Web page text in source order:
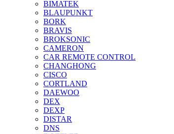
BIMATEK
BLAUPUNKT
BORK
BRAVIS
BROKSONIC
CAMERON
CAR REMOTE CONTROL
CHANGHONG
CISCO
CORTLAND
DAEWOO
DEX
DEXP
DISTAR
DNS